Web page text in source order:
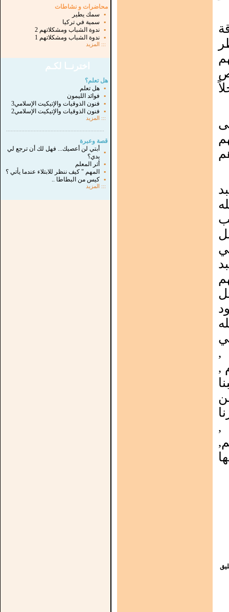
محاضرات و نشاطات
▪
سمك يطير
▪
سمية في تركيا
▪
ندوة الشباب ومشكلاتهم 2
▪
ندوة الشباب ومشكلاتهم 1
::: المزيد
اخترنــا لكـم
هل تعلم؟
▪
هل تعلم
▪
فوائد الليمون
▪
فنون الذوقيات والإتيكيت الإسلامي3
▪
فنون الذوقيات والإتيكيت الإسلامي2
:::
المزيد
قصة وعبرة
▪
أبتي لن أعصيك... فهل لك أن ترجع لي
يدي؟
▪
أثر المعلم
▪
المهم " كيف ننظر للابتلاء عندما يأتي ؟
▪
كيس من البطاطا ..
::: المزيد
,
,
,